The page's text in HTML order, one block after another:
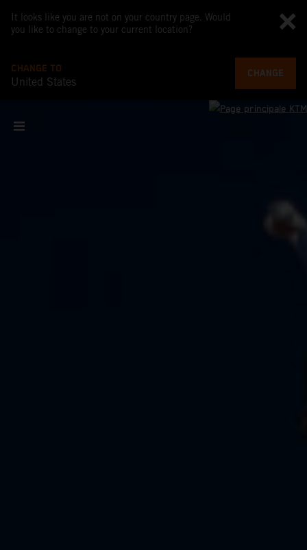
It looks like you are not on your country page. Would
you like to change to your current location?
CHANGE TO
United States
CHANGE